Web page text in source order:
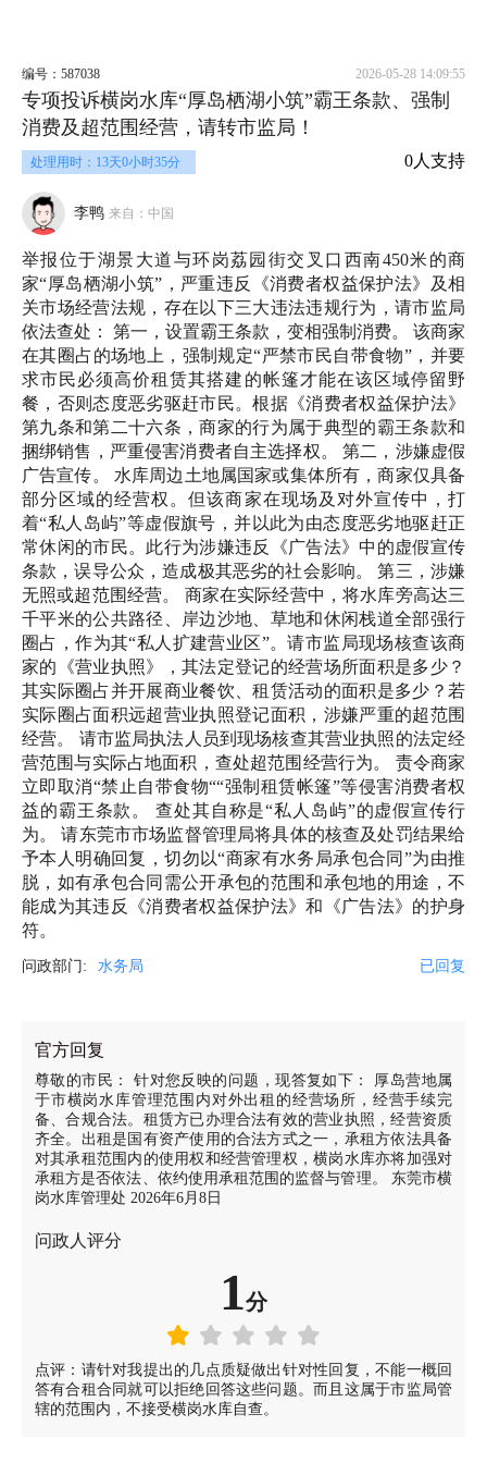
编号：587038 2026-05-28 14:09:55
专项投诉横岗水库“厚岛栖湖小筑”霸王条款、强制
消费及超范围经营，请转市监局！
处理用时：13天0小时35分 0人支持
李鸭 来自：中国
举报位于湖景大道与环岗荔园街交叉口西南450米的商
家“厚岛栖湖小筑”，严重违反《消费者权益保护法》及相
关市场经营法规，存在以下三大违法违规行为，请市监局
依法查处： 第一，设置霸王条款，变相强制消费。 该商家
在其圈占的场地上，强制规定“严禁市民自带食物”，并要
求市民必须高价租赁其搭建的帐篷才能在该区域停留野
餐，否则态度恶劣驱赶市民。根据《消费者权益保护法》
第九条和第二十六条，商家的行为属于典型的霸王条款和
捆绑销售，严重侵害消费者自主选择权。 第二，涉嫌虚假
广告宣传。 水库周边土地属国家或集体所有，商家仅具备
部分区域的经营权。但该商家在现场及对外宣传中，打
着“私人岛屿”等虚假旗号，并以此为由态度恶劣地驱赶正
常休闲的市民。此行为涉嫌违反《广告法》中的虚假宣传
条款，误导公众，造成极其恶劣的社会影响。 第三，涉嫌
无照或超范围经营。 商家在实际经营中，将水库旁高达三
千平米的公共路径、岸边沙地、草地和休闲栈道全部强行
圈占，作为其“私人扩建营业区”。请市监局现场核查该商
家的《营业执照》，其法定登记的经营场所面积是多少？
其实际圈占并开展商业餐饮、租赁活动的面积是多少？若
实际圈占面积远超营业执照登记面积，涉嫌严重的超范围
经营。 请市监局执法人员到现场核查其营业执照的法定经
营范围与实际占地面积，查处超范围经营行为。 责令商家
立即取消“禁止自带食物““强制租赁帐篷”等侵害消费者权
益的霸王条款。 查处其自称是“私人岛屿”的虚假宣传行
为。 请东莞市市场监督管理局将具体的核查及处罚结果给
予本人明确回复，切勿以“商家有水务局承包合同”为由推
脱，如有承包合同需公开承包的范围和承包地的用途，不
能成为其违反《消费者权益保护法》和《广告法》的护身
符。
问政部门: 水务局 已回复
官方回复
尊敬的市民： 针对您反映的问题，现答复如下： 厚岛营地属
于市横岗水库管理范围内对外出租的经营场所，经营手续完
备、合规合法。租赁方已办理合法有效的营业执照，经营资质
齐全。出租是国有资产使用的合法方式之一，承租方依法具备
对其承租范围内的使用权和经营管理权，横岗水库亦将加强对
承租方是否依法、依约使用承租范围的监督与管理。 东莞市横
岗水库管理处 2026年6月8日
问政人评分
1分
点评：请针对我提出的几点质疑做出针对性回复，不能一概回
答有合租合同就可以拒绝回答这些问题。而且这属于市监局管
辖的范围内，不接受横岗水库自查。